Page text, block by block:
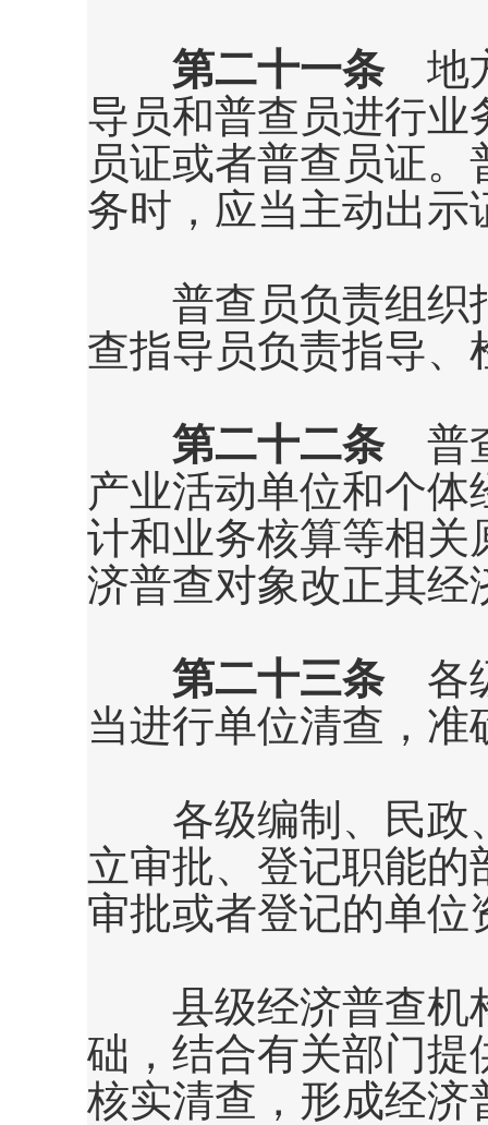
第二十一条地方
导员和普查员进行
员证或者普查员证
务时，应当主动出示
普查员负责组织
查指导员负责指导、
第二十二条普查
产业活动单位和个
计和业务核算等相关
济普查对象改正其经
第二十三条各级
当进行单位清查，
各级编制、民政
立审批、登记职能
审批或者登记的单位
县级经济普查机
础，结合有关部门提
核实清查，形成经济